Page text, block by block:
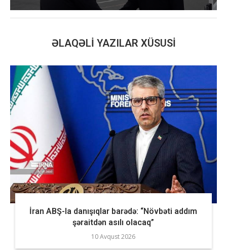
ƏLAQƏLI YAZILAR XÜSUSI
İran ABŞ-la danışıqlar barədə: “Növbəti addım
şəraitdən asılı olacaq”
10 Avqust 2026